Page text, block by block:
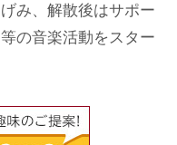
み、解散後はサポー
の音楽活動をスター